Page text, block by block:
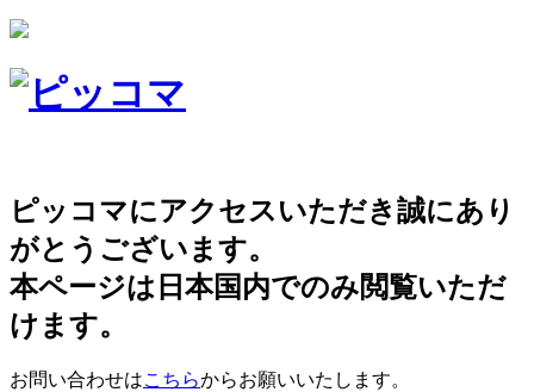
ピッコマにアクセスいただき誠にあり
がとうございます。
本ページは日本国内でのみ閲覧いただ
けます。
お問い合わせはこちらからお願いいたします。